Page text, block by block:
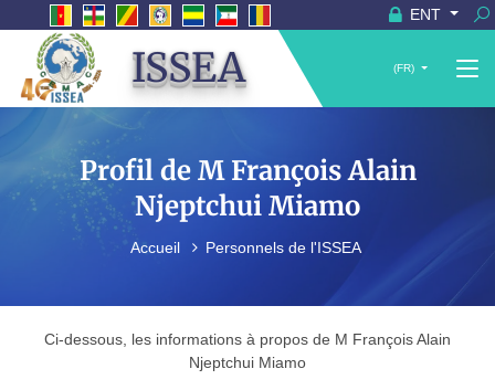
ENT
ISSEA (FR)
Profil de M François Alain
Njeptchui Miamo
Accueil Personnels de l'ISSEA
Ci-dessous, les informations à propos de M François Alain
Njeptchui Miamo